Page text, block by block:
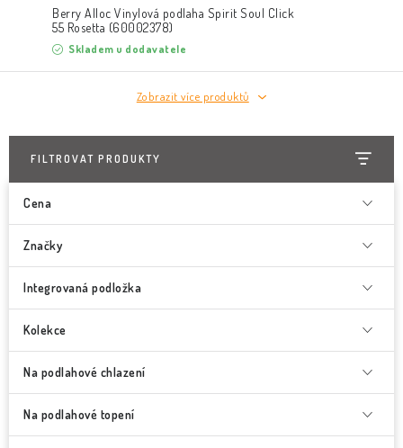
Berry Alloc Vinylová podlaha Spirit Soul Click
55 Rosetta (60002378)
Skladem u dodavatele
Zobrazit více produktů
FILTROVAT PRODUKTY
Cena
Značky
Integrovaná podložka
Kolekce
Na podlahové chlazení
Na podlahové topení